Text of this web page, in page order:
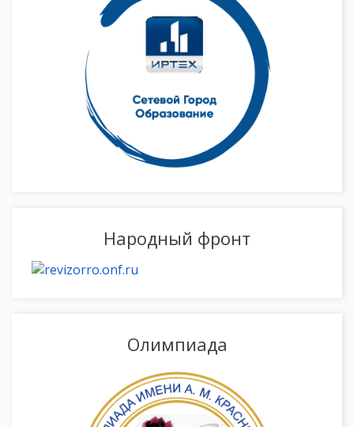
Народный фронт
Олимпиада